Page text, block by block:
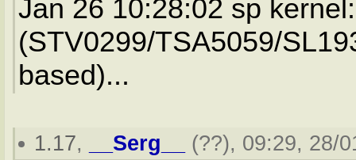
Jan 26 10:28:02 sp
(STV0299/TSA5059/
based)...
1.17, __Serg__ (??), 09:29, 28/